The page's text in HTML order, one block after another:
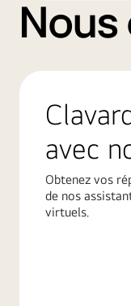
avec
Obtenez vos
de nos
virtuels.